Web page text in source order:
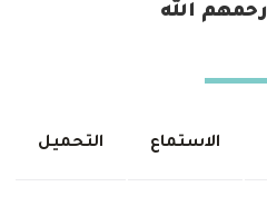
رحمهم الله
الاستماع التحميل